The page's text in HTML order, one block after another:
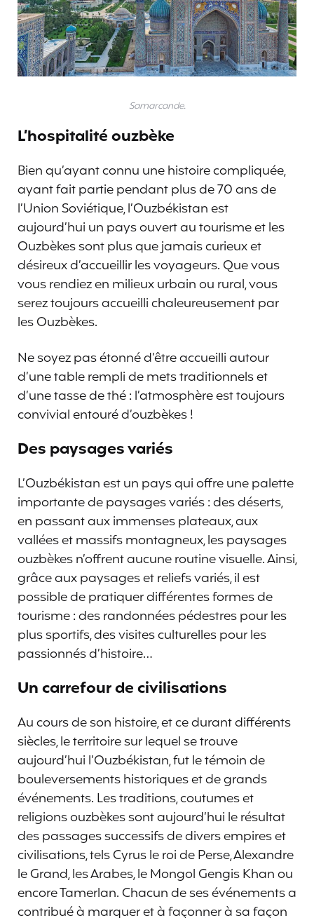
Samarcande.
L’hospitalité ouzbèke
Bien qu’ayant connu une histoire compliquée,
ayant fait partie pendant plus de 70 ans de
l’Union Soviétique, l’Ouzbékistan est
aujourd’hui un pays ouvert au tourisme et les
Ouzbèkes sont plus que jamais curieux et
désireux d’accueillir les voyageurs. Que vous
vous rendiez en milieux urbain ou rural, vous
serez toujours accueilli chaleureusement par
les Ouzbèkes.
Ne soyez pas étonné d’être accueilli autour
d’une table rempli de mets traditionnels et
d’une tasse de thé : l’atmosphère est toujours
convivial entouré d’ouzbèkes !
Des paysages variés
L’Ouzbékistan est un pays qui offre une palette
importante de paysages variés : des déserts,
en passant aux immenses plateaux, aux
vallées et massifs montagneux, les paysages
ouzbèkes n’offrent aucune routine visuelle. Ainsi,
grâce aux paysages et reliefs variés, il est
possible de pratiquer différentes formes de
tourisme : des randonnées pédestres pour les
plus sportifs, des visites culturelles pour les
passionnés d’histoire…
Un carrefour de civilisations
Au cours de son histoire, et ce durant différents
siècles, le territoire sur lequel se trouve
aujourd’hui l’Ouzbékistan, fut le témoin de
bouleversements historiques et de grands
événements. Les traditions, coutumes et
religions ouzbèkes sont aujourd’hui le résultat
des passages successifs de divers empires et
civilisations, tels Cyrus le roi de Perse, Alexandre
le Grand, les Arabes, le Mongol Gengis Khan ou
encore Tamerlan. Chacun de ses événements a
contribué à marquer et à façonner à sa façon